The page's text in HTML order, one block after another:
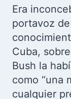
Era
portavoz
Cuba,
Bush la
como “una
cualquier